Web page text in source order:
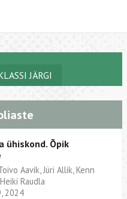
JÄRGI
ühiskond. Õpik
Aavik, Jüri Allik, Kenn
Raudla
2024